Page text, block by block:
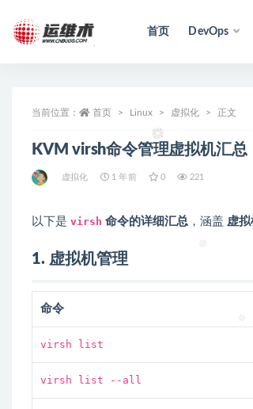
首页 DevOps
当前位置： 首页 Linux 虚拟化 正文
KVM virsh命令管理虚拟机汇总
虚拟化 1 年前 0 221
以下是 virsh 命令的详细汇总 ，涵盖 虚
1. 虚拟机管理
命令
virsh list
virsh list --all